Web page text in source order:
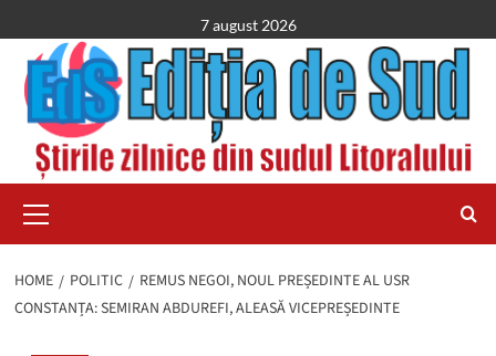
to
content
7 august 2026
Menu
HOME POLITIC
REMUS NEGOI, NOUL PREȘEDINTE AL USR
CONSTANȚA: SEMIRAN ABDUREFI, ALEASĂ VICEPREȘEDINTE